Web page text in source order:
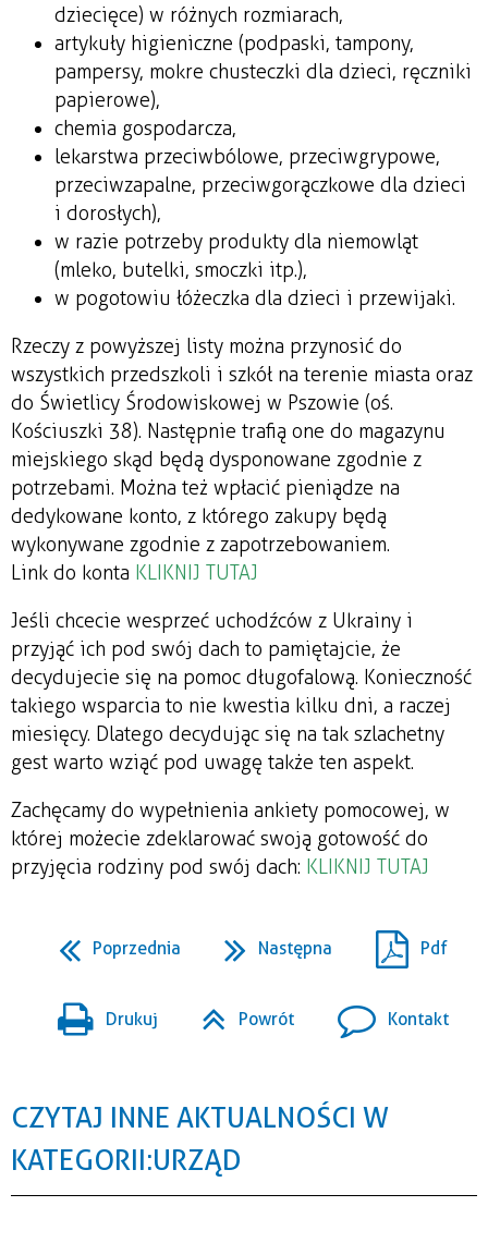
dziecięce) w różnych rozmiarach,
artykuły higieniczne (podpaski, tampony,
pampersy, mokre chusteczki dla dzieci, ręczniki
papierowe),
chemia gospodarcza,
lekarstwa przeciwbólowe, przeciwgrypowe,
przeciwzapalne, przeciwgorączkowe dla dzieci
i dorosłych),
w razie potrzeby produkty dla niemowląt
(mleko, butelki, smoczki itp.),
w pogotowiu łóżeczka dla dzieci i przewijaki.
Rzeczy z powyższej listy można przynosić do
wszystkich przedszkoli i szkół na terenie miasta oraz
do Świetlicy Środowiskowej w Pszowie (oś.
Kościuszki 38). Następnie trafią one do magazynu
miejskiego skąd będą dysponowane zgodnie z
potrzebami. Można też wpłacić pieniądze na
dedykowane konto, z którego zakupy będą
wykonywane zgodnie z zapotrzebowaniem.
Link do konta KLIKNIJ TUTAJ
Jeśli chcecie wesprzeć uchodźców z Ukrainy i
przyjąć ich pod swój dach to pamiętajcie, że
decydujecie się na pomoc długofalową. Konieczność
takiego wsparcia to nie kwestia kilku dni, a raczej
miesięcy. Dlatego decydując się na tak szlachetny
gest warto wziąć pod uwagę także ten aspekt.
Zachęcamy do wypełnienia ankiety pomocowej, w
której możecie zdeklarować swoją gotowość do
przyjęcia rodziny pod swój dach: KLIKNIJ TUTAJ
Poprzednia Następna Pdf
Drukuj Powrót Kontakt
CZYTAJ INNE AKTUALNOŚCI W
KATEGORII: URZĄD